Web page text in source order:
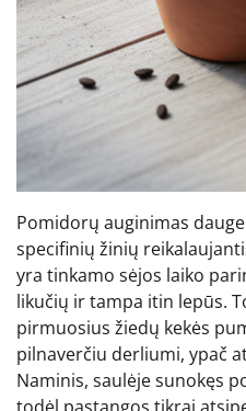
Pomidorų auginimas
specifinių žinių
yra tinkamo sėjos laiko
likučių ir tampa itin lepūs.
pirmuosius žiedų kekės
pilnaverčiu derliumi, ypač
Naminis, saulėje sunokęs